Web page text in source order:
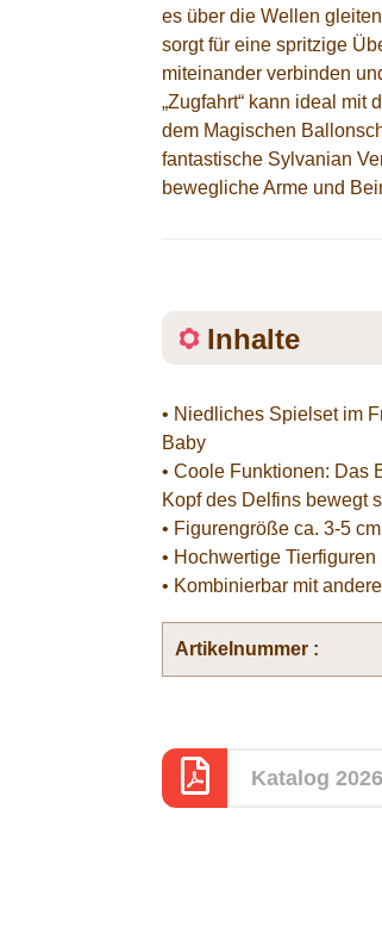
es über die Wellen
sorgt für eine spritzige
miteinander verbinden
„Zugfahrt“ kann ideal
dem Magischen
fantastische Sylvanian
bewegliche Arme und
Inhalte
• Niedliches Spielset im
Baby
• Coole Funktionen: Das
Kopf des Delfins bewegt
• Figurengröße ca. 3-5
• Hochwertige
• Kombinierbar mit
Artikelnummer :
Katalog 2026